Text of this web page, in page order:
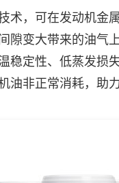
，可在发动机金
隙变大带来的油气
稳定性、低蒸发损
油非正常消耗，助